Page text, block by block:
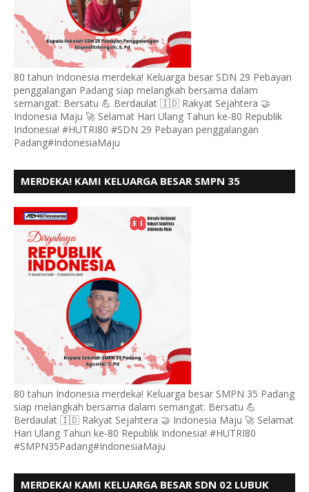
80 tahun Indonesia merdeka! Keluarga besar SDN 29 Pebayan
penggalangan Padang siap melangkah bersama dalam
semangat: Bersatu 💪 Berdaulat 🇮🇩 Rakyat Sejahtera 🤝
Indonesia Maju 🚀 Selamat Hari Ulang Tahun ke-80 Republik
Indonesia! #HUTRI80 #SDN 29 Pebayan penggalangan
Padang#IndonesiaMaju
MERDEKA! KAMI KELUARGA BESAR SMPN 35
80 tahun Indonesia merdeka! Keluarga besar SMPN 35 Padang
siap melangkah bersama dalam semangat: Bersatu 💪
Berdaulat 🇮🇩 Rakyat Sejahtera 🤝 Indonesia Maju 🚀 Selamat
Hari Ulang Tahun ke-80 Republik Indonesia! #HUTRI80
#SMPN35Padang#IndonesiaMaju
MERDEKA! KAMI KELUARGA BESAR SDN 02 LUBUK